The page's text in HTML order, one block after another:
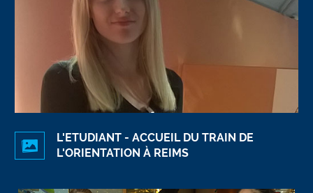
L'ETUDIANT - ACCUEIL DU TRAIN DE
L'ORIENTATION À REIMS